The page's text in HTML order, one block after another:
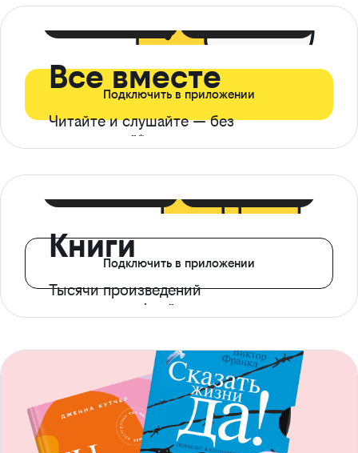
Все вместе
Читайте и слушайте — без
ограничений*
Подключить в приложении
Книги
Тысячи произведений
с доступом офлайн
Подключить в приложении